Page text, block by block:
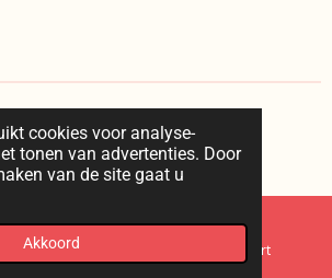
cookies voor analyse-
tonen van advertenties. Door
van de site gaat u
Akkoord
/privacy/retourneren
Telefoonnummer Kaart